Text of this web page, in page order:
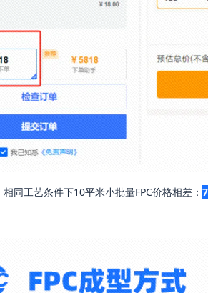
相同工艺条件下10平米小批量FPC价格相差：